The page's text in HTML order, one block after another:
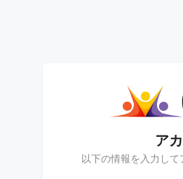
ア
以下の情報を入力して